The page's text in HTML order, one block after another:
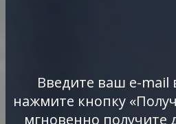
Введите ваш e-
нажмите кнопку
мгновенно получите